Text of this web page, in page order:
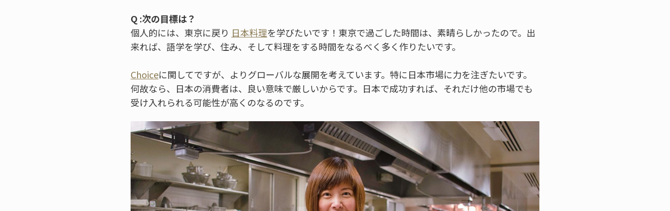
Q :次の目標は？
個人的には、東京に戻り 日本料理を学びたいです！東京で過ごした時間は、素晴らしかったので。出
来れば、語学を学び、住み、そして料理をする時間をなるべく多く作りたいです。
Choiceに関してですが、よりグローバルな展開を考えています。特に日本市場に力を注ぎたいです。
何故なら、日本の消費者は、良い意味で厳しいからです。日本で成功すれば、それだけ他の市場でも
受け入れられる可能性が高くのなるのです。